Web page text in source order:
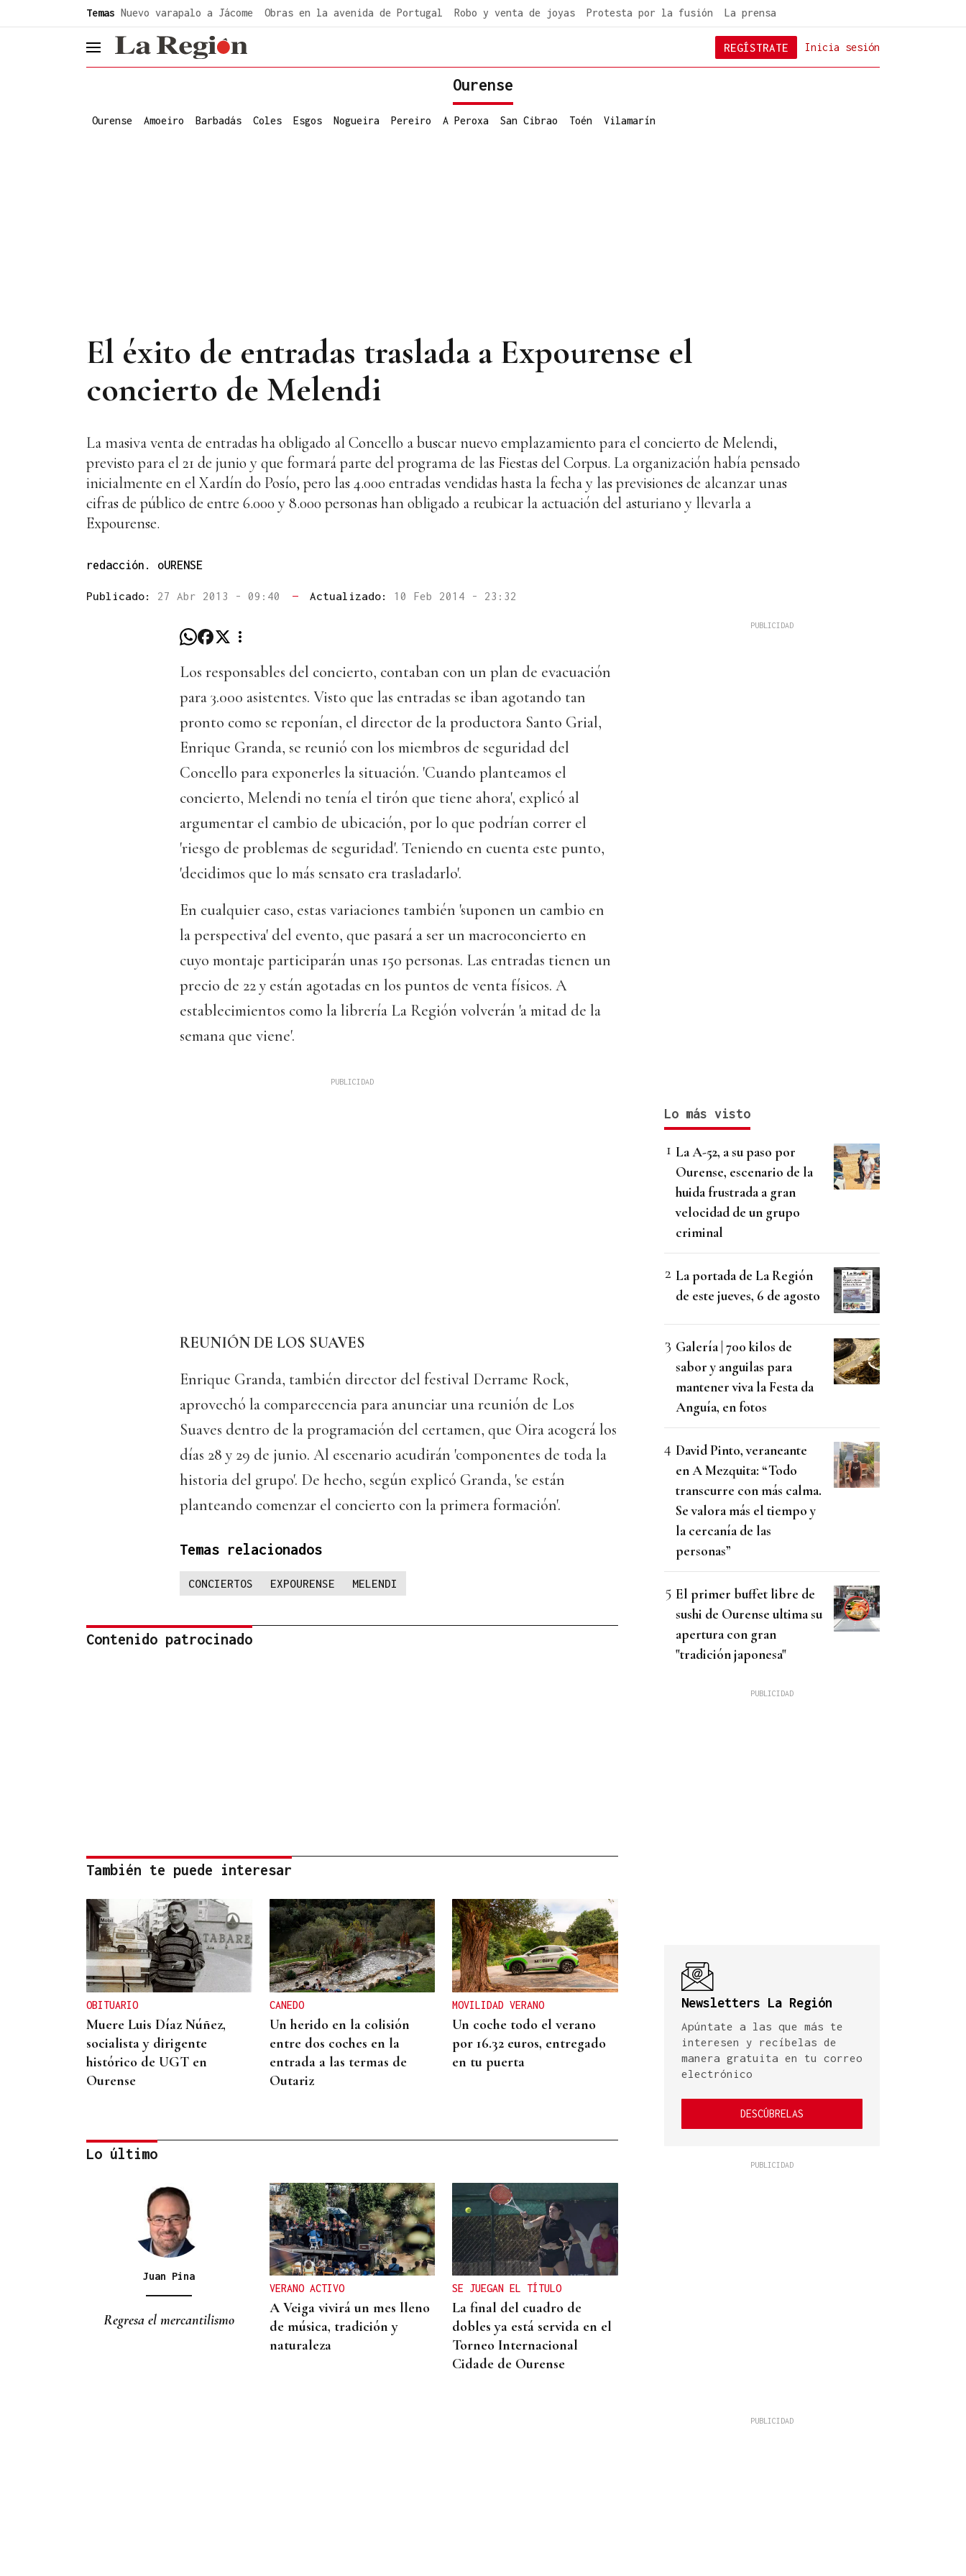
Temas Nuevo varapalo a Jácome Obras en la avenida de Portugal Robo y venta de joyas Protesta por la fusión La prensa
header.menu.open Inicia sesión
REGÍSTRATE
Ourense
Ourense Amoeiro Barbadás Coles Esgos Nogueira Pereiro A Peroxa San Cibrao Toén Vilamarín
El éxito de entradas traslada a Expourense el
concierto de Melendi
La masiva venta de entradas ha obligado al Concello a buscar nuevo emplazamiento para el concierto de Melendi,
previsto para el 21 de junio y que formará parte del programa de las Fiestas del Corpus. La organización había pensado
inicialmente en el Xardín do Posío, pero las 4.000 entradas vendidas hasta la fecha y las previsiones de alcanzar unas
cifras de público de entre 6.000 y 8.000 personas han obligado a reubicar la actuación del asturiano y llevarla a
Expourense.
redacción. oURENSE
Publicado: 27 Abr 2013 - 09:40 — Actualizado: 10 Feb 2014 - 23:32
Los responsables del concierto, contaban con un plan de evacuación
para 3.000 asistentes. Visto que las entradas se iban agotando tan
pronto como se reponían, el director de la productora Santo Grial,
Enrique Granda, se reunió con los miembros de seguridad del
Concello para exponerles la situación. 'Cuando planteamos el
concierto, Melendi no tenía el tirón que tiene ahora', explicó al
argumentar el cambio de ubicación, por lo que podrían correr el
'riesgo de problemas de seguridad'. Teniendo en cuenta este punto,
'decidimos que lo más sensato era trasladarlo'.
En cualquier caso, estas variaciones también 'suponen un cambio en
la perspectiva' del evento, que pasará a ser un macroconcierto en
cuyo montaje participarán unas 150 personas. Las entradas tienen un
precio de 22 y están agotadas en los puntos de venta físicos. A
establecimientos como la librería La Región volverán 'a mitad de la
semana que viene'.
REUNIÓN DE LOS SUAVES
Enrique Granda, también director del festival Derrame Rock,
aprovechó la comparecencia para anunciar una reunión de Los
Suaves dentro de la programación del certamen, que Oira acogerá los
días 28 y 29 de junio. Al escenario acudirán 'componentes de toda la
historia del grupo'. De hecho, según explicó Granda, 'se están
planteando comenzar el concierto con la primera formación'.
Temas relacionados
CONCIERTOS EXPOURENSE MELENDI
Contenido patrocinado
También te puede interesar
OBITUARIO
Muere Luis Díaz Núñez,
socialista y dirigente
histórico de UGT en
Ourense
CANEDO
Un herido en la colisión
entre dos coches en la
entrada a las termas de
Outariz
MOVILIDAD VERANO
Un coche todo el verano
por 16.32 euros, entregado
en tu puerta
CONATO EXTINGUIDO
Vídeo | Se desata un
incendio forestal en una
cantera de Untes
Lo último
Juan Pina
Regresa el mercantilismo
VERANO ACTIVO
A Veiga vivirá un mes lleno
de música, tradición y
naturaleza
SE JUEGAN EL TÍTULO
La final del cuadro de
dobles ya está servida en el
Torneo Internacional
Cidade de Ourense
Lo más visto
La A-52, a su paso por
Ourense, escenario de la
huida frustrada a gran
velocidad de un grupo
criminal
La portada de La Región
de este jueves, 6 de agosto
Galería | 700 kilos de
sabor y anguilas para
mantener viva la Festa da
Anguía, en fotos
David Pinto, veraneante
en A Mezquita: “Todo
transcurre con más calma.
Se valora más el tiempo y
la cercanía de las
personas”
El primer buffet libre de
sushi de Ourense ultima su
apertura con gran
"tradición japonesa"
Newsletters La Región
Apúntate a las que más te
interesen y recíbelas de
manera gratuita en tu correo
electrónico
DESCÚBRELAS